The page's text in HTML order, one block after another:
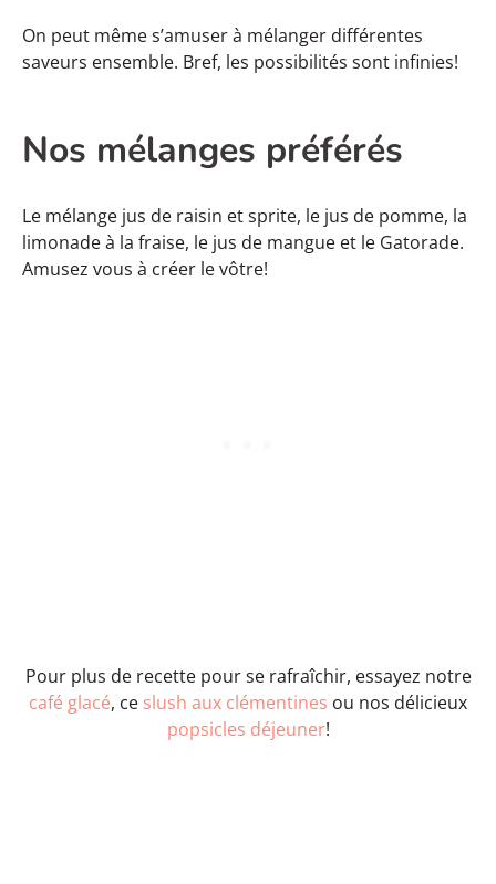
On peut même s’amuser à mélanger différentes
saveurs ensemble. Bref, les possibilités sont infinies!
Nos mélanges préférés
Le mélange jus de raisin et sprite, le jus de pomme, la
limonade à la fraise, le jus de mangue et le Gatorade.
Amusez vous à créer le vôtre!
Pour plus de recette pour se rafraîchir, essayez notre
café glacé, ce slush aux clémentines ou nos délicieux
popsicles déjeuner!